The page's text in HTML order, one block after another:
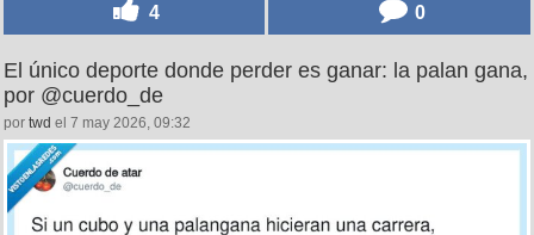
4 0
El único deporte donde perder es ganar: la palan gana,
por @cuerdo_de
por twd el 7 may 2026, 09:32